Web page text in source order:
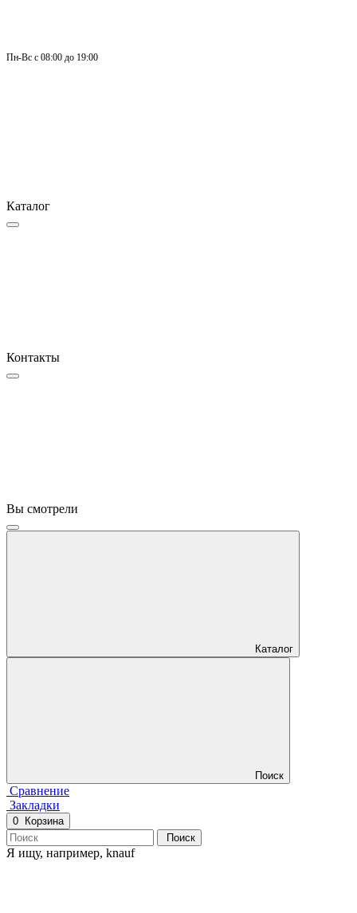
Пн-Вс с 08:00 до 19:00
Каталог
Контакты
Вы смотрели
Каталог
Поиск
Сравнение
Закладки
0
Корзина
Поиск
Я ищу, например, knauf